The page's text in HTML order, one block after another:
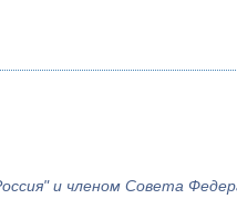
и членом Совета